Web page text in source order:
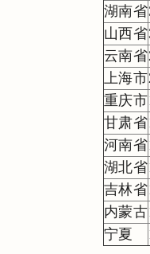
湖南省
山西省
云南省
上海市
重庆市
甘肃省
河南省
湖北省
吉林省
内蒙古
宁夏